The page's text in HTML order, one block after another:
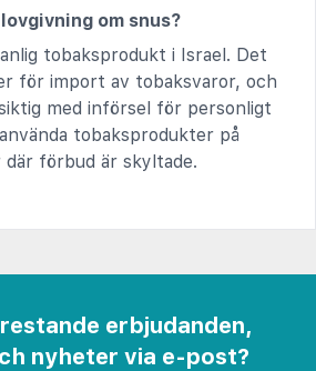
om snus?
tobaksprodukt i Israel. Det
för import av tobaksvaror, och
med införsel för personligt
tobaksprodukter på
förbud är skyltade.
erbjudanden,
nyheter via e-post?